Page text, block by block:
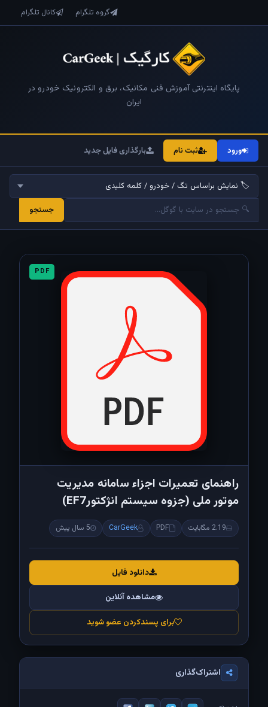
گروه تلگرام کانال تلگرام
پایگاه اینترنتی آموزش فنی مکانیک، برق و الکترونیک خودرو در
ایران
ورود ثبت نام بارگذاری فایل جدید
جستجو
PDF
راهنمای تعمیرات اجزاء سامانه مدیریت
موتور ملی (جزوه سیستم انژکتورEF7)
2.19 مگابایت PDF
CarGeek 5 سال پیش
دانلود فایل
مشاهده آنلاین
برای پسندکردن عضو شوید
اشتراک‌گذاری